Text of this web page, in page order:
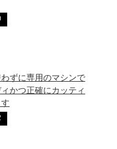
ずに専用のマシンで
かつ正確にカッティ